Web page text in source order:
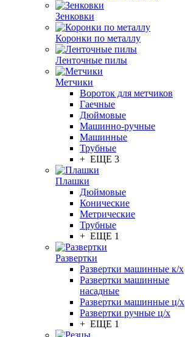
Зенковки
Коронки по металлу
Ленточные пилы
Метчики
Вороток для метчиков
Гаечные
Дюймовые
Машинно-ручные
Машинные
Трубные
+ ЕЩЕ 3
Плашки
Дюймовые
Конические
Метрические
Трубные
+ ЕЩЕ 1
Развертки
Развертки машинные к/х
Развертки машинные
насадные
Развертки машинные ц/х
Развертки ручные ц/х
+ ЕЩЕ 1